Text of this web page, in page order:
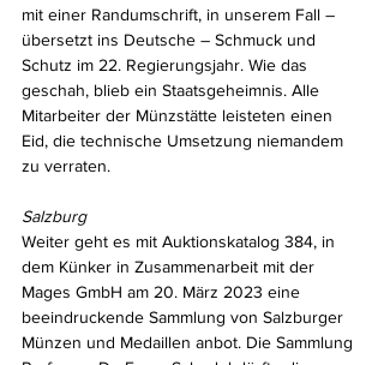
mit einer Randumschrift, in unserem Fall –
übersetzt ins Deutsche – Schmuck und
Schutz im 22. Regierungsjahr. Wie das
geschah, blieb ein Staatsgeheimnis. Alle
Mitarbeiter der Münzstätte leisteten einen
Eid, die technische Umsetzung niemandem
zu verraten.
Salzburg
Weiter geht es mit Auktionskatalog 384, in
dem Künker in Zusammenarbeit mit der
Mages GmbH am 20. März 2023 eine
beeindruckende Sammlung von Salzburger
Münzen und Medaillen anbot. Die Sammlung